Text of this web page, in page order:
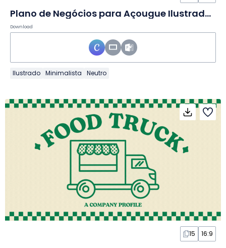
Plano de Negócios para Açougue Ilustrado em Slides
Download
Ilustrado Minimalista Neutro
15 16:9